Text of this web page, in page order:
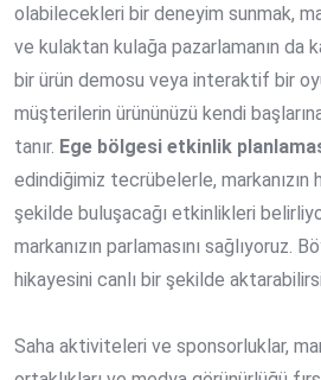
olabilecekleri bir deneyim sunmak,
ve kulaktan kulağa pazarlamanın da
bir ürün demosu veya interaktif bir
müşterilerin ürününüzü kendi
tanır. Ege bölgesi etkinlik
edindiğimiz tecrübelerle,
şekilde buluşacağı etkinlikleri
markanızın parlamasını sağlıyoruz.
hikayesini canlı bir şekilde
Saha aktiviteleri ve sponsorluklar,